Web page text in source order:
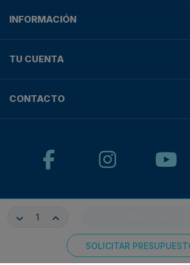
SOLICITAR
INFORMACIÓN
TU CUENTA
CONTACTO
Pagos 100% seguros con:
Consentimiento de cookies